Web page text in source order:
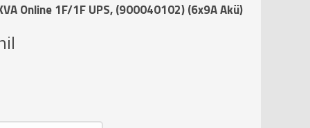
Online 1F/1F UPS, (900040102) (6x9A Akü)